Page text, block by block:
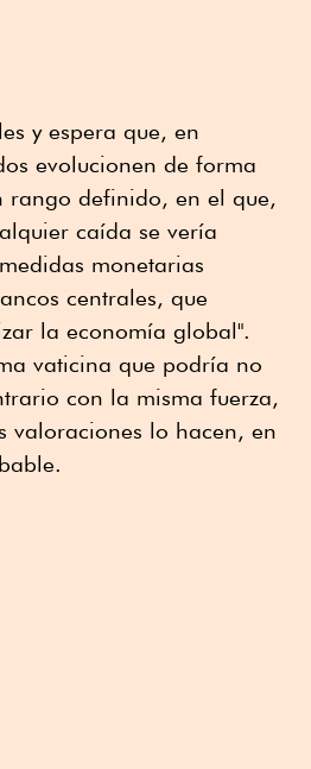
y espera que, en
evolucionen de forma
rango definido, en el que,
caída se vería
monetarias
centrales, que
la economía global".
vaticina que podría no
con la misma fuerza,
valoraciones lo hacen, en